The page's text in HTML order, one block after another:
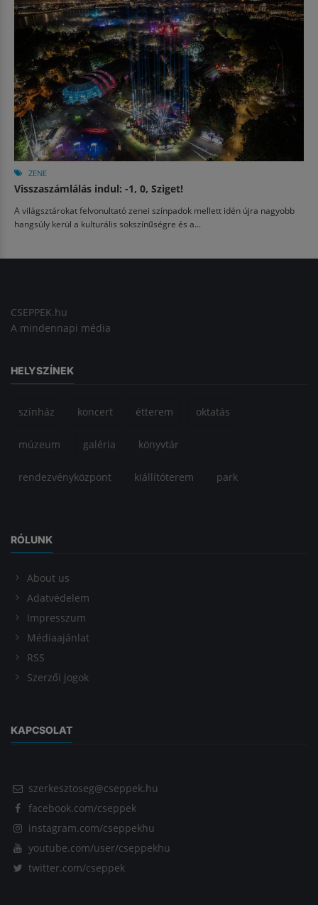
ZENE
Visszaszámlálás indul: -1, 0, Sziget!
A világsztárokat felvonultató zenei színpadok mellett idén újra nagyobb
hangsúly kerül a kulturális sokszínűségre és a...
CSEPPEK.hu
A mindennapi média
HELYSZÍNEK
színház koncert étterem oktatás
múzeum galéria könyvtár
rendezvényközpont kiállítóterem park
RÓLUNK
About us
Adatvédelem
Impresszum
Médiaajánlat
RSS
Szerzői jogok
KAPCSOLAT
szerkesztoseg@cseppek.hu
facebook.com/cseppek
instagram.com/cseppekhu
youtube.com/user/cseppekhu
twitter.com/cseppek